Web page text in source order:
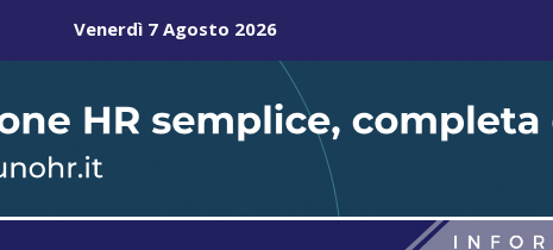
Venerdì 7 Agosto 2026